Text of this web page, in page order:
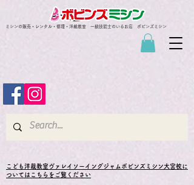
ミシンの販売・レンタル・修理・洋裁教室 一級技能士のいるお店 ボビンズミシン
​こども洋裁教室ヴァレイソーイングジャムボビンズミシン大宮校に
ついてはこちらをご覧ください